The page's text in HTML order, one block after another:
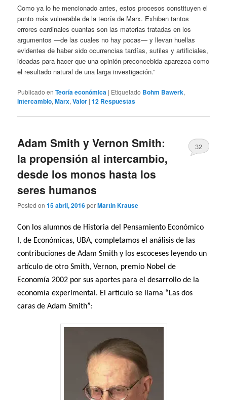
Como ya lo he mencionado antes, estos procesos constituyen el
punto más vulnerable de la teoría de Marx. Exhiben tantos
errores cardinales cuantas son las materias tratadas en los
argumentos —de las cuales no hay pocas— y llevan huellas
evidentes de haber sido ocurrencias tardías, sutiles y artificiales,
ideadas para hacer que una opinión preconcebida aparezca como
el resultado natural de una larga investigación.”
Publicado en Teoría económica | Etiquetado Bohm Bawerk,
intercambio,Marx,Valor |12 Respuestas
Adam Smith y Vernon Smith:
la propensión al intercambio,
desde los monos hasta los
seres humanos
Posted on15 abril, 2016porMartin Krause
32
Con los alumnos de Historia del Pensamiento Económico
I, de Económicas, UBA, completamos el análisis de las
contribuciones de Adam Smith y los escoceses leyendo un
artículo de otro Smith, Vernon, premio Nobel de
Economía 2002 por sus aportes para el desarrollo de la
economía experimental. El artículo se llama “Las dos
caras de Adam Smith”: